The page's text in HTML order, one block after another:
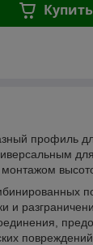
Купить
профиль
и